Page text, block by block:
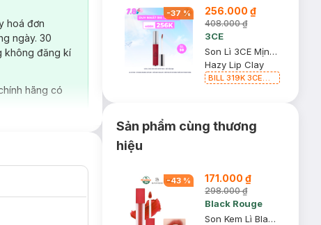
hoá đơn
ngày. 30
không đăng kí
hãng có
-37 % 256.000 ₫
408.000 ₫
3CE
Son Lì 3CE Mịn Môi Whip Red - Đỏ Mận 4g
Hazy Lip Clay
BILL 319K 3CE
1.5g (SL có hạn)
Sản phẩm cùng thương
hiệu
-43 % 171.000 ₫
298.000 ₫
Black Rouge
Son Kem Lì Black Rouge A03 Soft Red - Đỏ Cam 4.5g